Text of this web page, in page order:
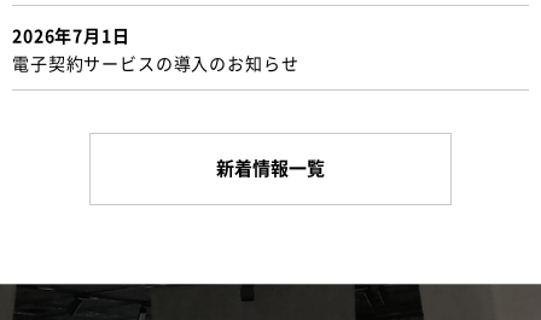
2026年7月1日
電子契約サービスの導入のお知らせ
新着情報一覧